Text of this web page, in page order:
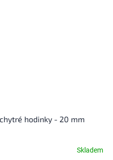
hodinky - 20 mm
Skladem